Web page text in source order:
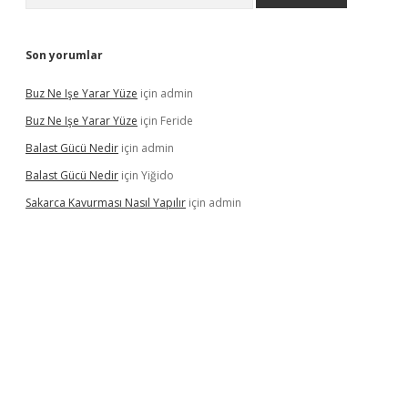
Son yorumlar
Buz Ne Işe Yarar Yüze için admin
Buz Ne Işe Yarar Yüze için Feride
Balast Gücü Nedir için admin
Balast Gücü Nedir için Yiğido
Sakarca Kavurması Nasıl Yapılır için admin